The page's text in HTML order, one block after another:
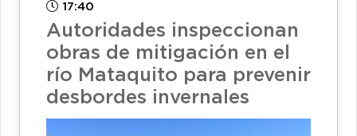
17:40
Autoridades inspeccionan
obras de mitigación en el
río Mataquito para prevenir
desbordes invernales